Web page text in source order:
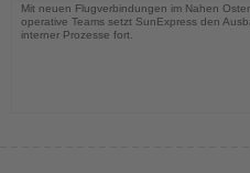
Mit neuen Flugverbindungen im Nahen
operative Teams setzt SunExpress den
interner Prozesse fort.